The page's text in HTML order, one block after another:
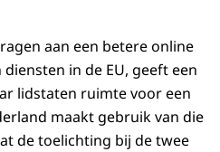
aan een betere online
in de EU, geeft een
lidstaten ruimte voor een
maakt gebruik van die
de toelichting bij de twee